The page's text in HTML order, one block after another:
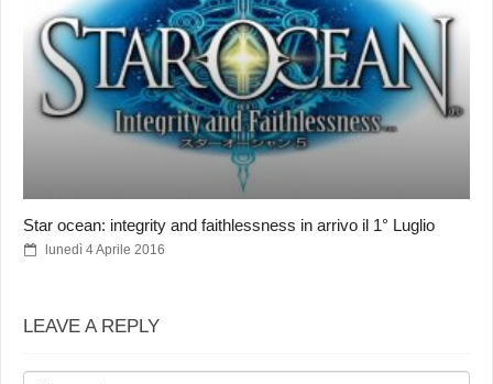
Star ocean: integrity and faithlessness in arrivo il 1° Luglio
lunedì 4 Aprile 2016
LEAVE A REPLY